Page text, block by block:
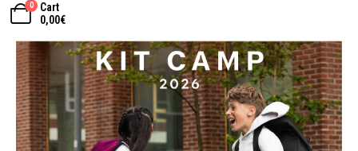
0
Cart
0,00€